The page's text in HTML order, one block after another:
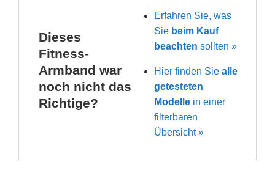
Dieses
Fitness-
Armband war
noch nicht das
Richtige?
Erfahren Sie, was
Sie beim Kauf
beachten sollten »
Hier finden Siealle
getesteten
Modelle in einer
filterbaren
Übersicht »